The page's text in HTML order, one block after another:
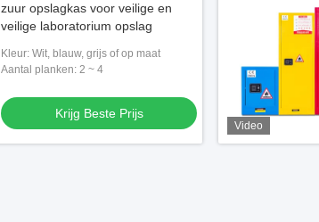
zuur opslagkas voor veilige en
veilige laboratorium opslag
Kleur: Wit, blauw, grijs of op maat
Aantal planken: 2 ~ 4
Krijg Beste Prijs
Video